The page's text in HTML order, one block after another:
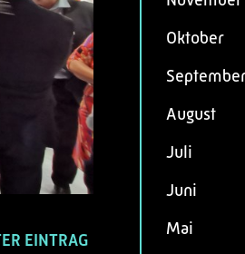
EINTRAG
Oktober
August
Juli
Juni
Mai